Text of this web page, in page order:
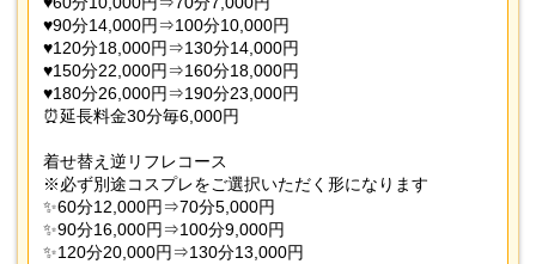
♥️90分14,000円⇒100分10,000円
♥️120分18,000円⇒130分14,000円
♥️150分22,000円⇒160分18,000円
♥️180分26,000円⇒190分23,000円
⏰延長料金30分毎6,000円
着せ替え逆リフレコース
※必ず別途コスプレをご選択いただく形になります
✨60分12,000円⇒70分5,000円
✨90分16,000円⇒100分9,000円
✨120分20,000円⇒130分13,000円